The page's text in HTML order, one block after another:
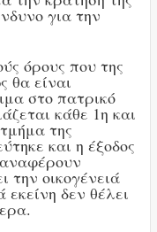
για την
όρους που της
θα είναι
στο πατρικό
κάθε 1η και
της
και η έξοδος
την οικογένειά
εκείνη δεν θέλει